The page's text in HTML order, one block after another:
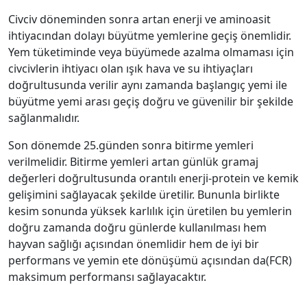
Civciv döneminden sonra artan enerji ve aminoasit
ihtiyacından dolayı büyütme yemlerine geçiş önemlidir.
Yem tüketiminde veya büyümede azalma olmaması için
civcivlerin ihtiyacı olan ışık hava ve su ihtiyaçları
doğrultusunda verilir aynı zamanda başlangıç yemi ile
büyütme yemi arası geçiş doğru ve güvenilir bir şekilde
sağlanmalıdır.
Son dönemde 25.günden sonra bitirme yemleri
verilmelidir. Bitirme yemleri artan günlük gramaj
değerleri doğrultusunda orantılı enerji-protein ve kemik
gelişimini sağlayacak şekilde üretilir. Bununla birlikte
kesim sonunda yüksek karlılık için üretilen bu yemlerin
doğru zamanda doğru günlerde kullanılması hem
hayvan sağlığı açısından önemlidir hem de iyi bir
performans ve yemin ete dönüşümü açısından da(FCR)
maksimum performansı sağlayacaktır.